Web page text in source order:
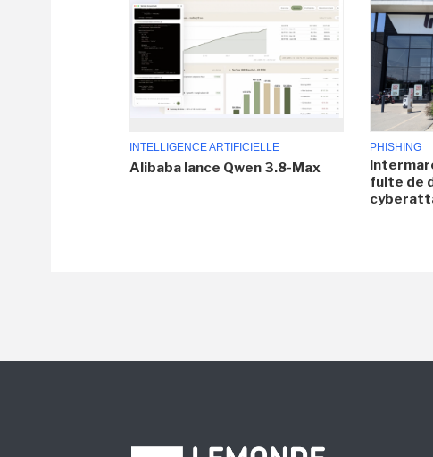
INTELLIGENCE ARTIFICIELLE
Alibaba lance Qwen 3.8-Max
PHISHING
fuite de